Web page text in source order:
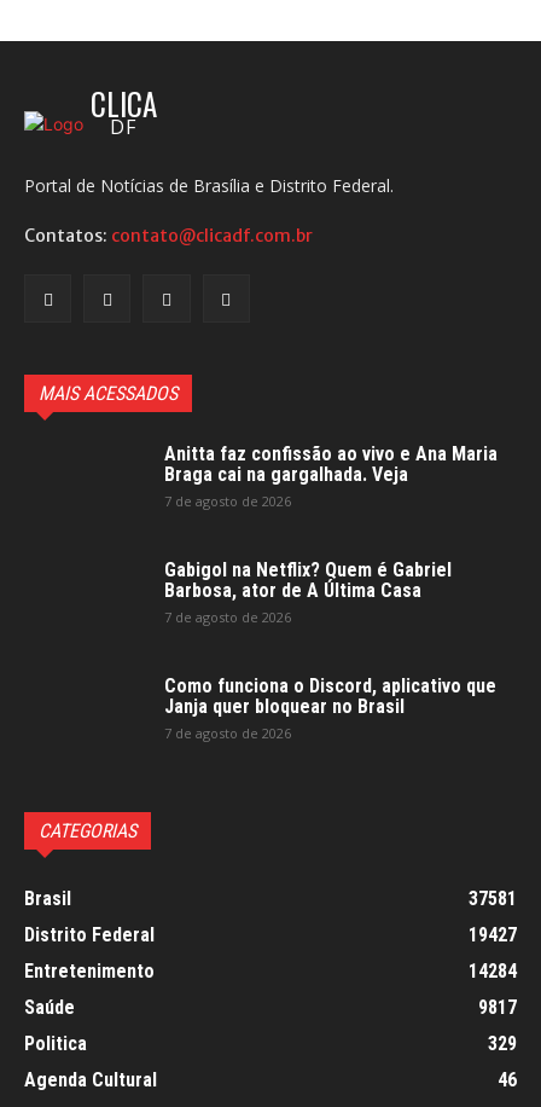
CLICA
DF
Portal de Notícias de Brasília e Distrito Federal.
Contatos: contato@clicadf.com.br
MAIS ACESSADOS
Anitta faz confissão ao vivo e Ana Maria
Braga cai na gargalhada. Veja
7 de agosto de 2026
Gabigol na Netflix? Quem é Gabriel
Barbosa, ator de A Última Casa
7 de agosto de 2026
Como funciona o Discord, aplicativo que
Janja quer bloquear no Brasil
7 de agosto de 2026
CATEGORIAS
Brasil
37581
Distrito Federal
19427
Entretenimento
14284
Saúde
9817
Politica
329
Agenda Cultural
46